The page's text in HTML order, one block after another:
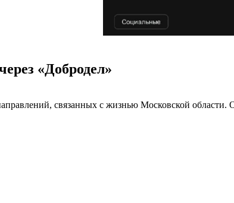
«Добродел»
связанных с жизнью Московской области.